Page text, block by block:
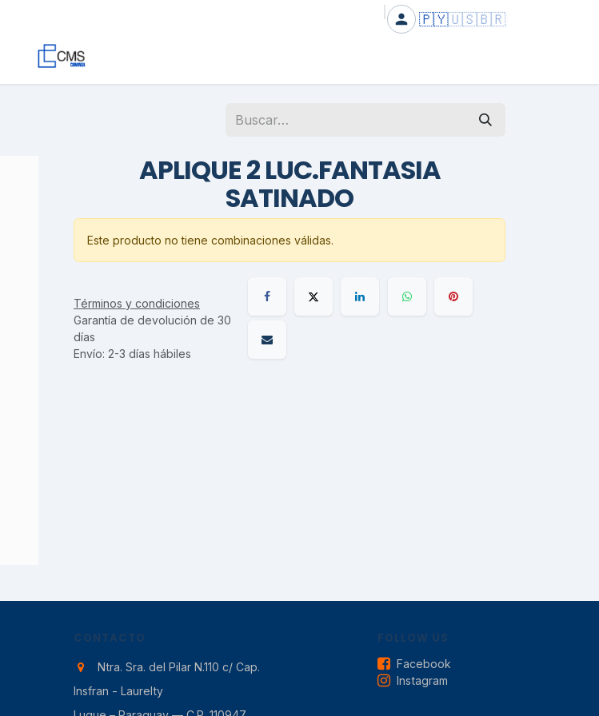
🇵🇾 🇺🇸🇧🇷
APLIQUE 2 LUC.FANTASIA
SATINADO
Este producto no tiene combinaciones válidas.
Términos y condiciones
Garantía de devolución de 30
días
Envío: 2-3 días hábiles
CONTACTO
Ntra. Sra. del Pilar N.110 c/ Cap.
Insfran - Laurelty
FOLLOW US
Facebook
Instagram